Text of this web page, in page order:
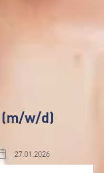
w/d)
27.01.2026